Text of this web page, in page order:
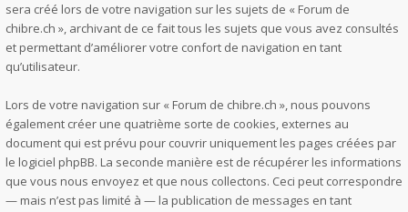
sera créé lors de votre navigation sur les sujets de « Forum de
chibre.ch », archivant de ce fait tous les sujets que vous avez consultés
et permettant d’améliorer votre confort de navigation en tant
qu’utilisateur.
Lors de votre navigation sur « Forum de chibre.ch », nous pouvons
également créer une quatrième sorte de cookies, externes au
document qui est prévu pour couvrir uniquement les pages créées par
le logiciel phpBB. La seconde manière est de récupérer les informations
que vous nous envoyez et que nous collectons. Ceci peut correspondre
— mais n’est pas limité à — la publication de messages en tant